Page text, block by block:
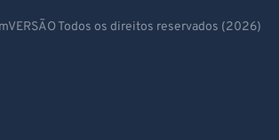
Todos os direitos reservados (2026)